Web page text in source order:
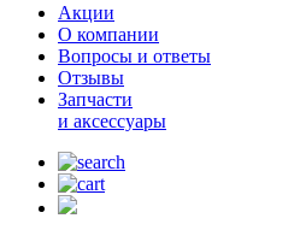
Акции
О компании
Вопросы и ответы
Отзывы
Запчасти
и аксессуары